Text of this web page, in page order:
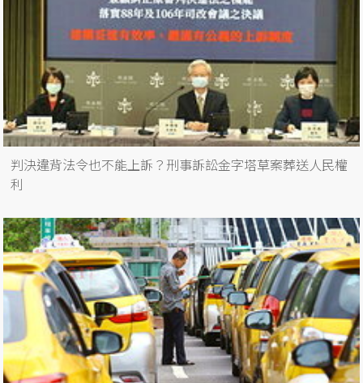
判決違背法令也不能上訴？刑事訴訟金字塔草案葬送人民權
利